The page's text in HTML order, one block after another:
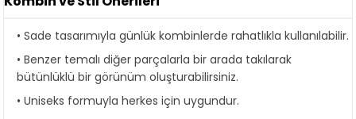
• Sade tasarımıyla günlük kombinlerde rahatlıkla kullanılabilir.
• Benzer temalı diğer parçalarla bir arada takılarak
bütünlüklü bir görünüm oluşturabilirsiniz.
• Uniseks formuyla herkes için uygundur.